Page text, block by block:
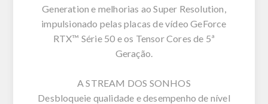
Generation e melhorias ao Super Resolution,
impulsionado pelas placas de vídeo GeForce
RTX™ Série 50 e os Tensor Cores de 5ª
Geração.
A STREAM DOS SONHOS
Desbloqueie qualidade e desempenho de nível